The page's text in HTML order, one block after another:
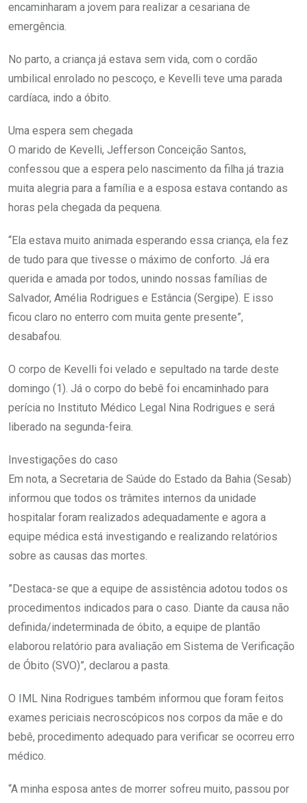
encaminharam a jovem para realizar a cesariana de
emergência.
No parto, a criança já estava sem vida, com o cordão
umbilical enrolado no pescoço, e Kevelli teve uma parada
cardíaca, indo a óbito.
Uma espera sem chegada
O marido de Kevelli, Jefferson Conceição Santos,
confessou que a espera pelo nascimento da filha já trazia
muita alegria para a família e a esposa estava contando as
horas pela chegada da pequena.
“Ela estava muito animada esperando essa criança, ela fez
de tudo para que tivesse o máximo de conforto. Já era
querida e amada por todos, unindo nossas famílias de
Salvador, Amélia Rodrigues e Estância (Sergipe). E isso
ficou claro no enterro com muita gente presente”,
desabafou.
O corpo de Kevelli foi velado e sepultado na tarde deste
domingo (1). Já o corpo do bebê foi encaminhado para
perícia no Instituto Médico Legal Nina Rodrigues e será
liberado na segunda-feira.
Investigações do caso
Em nota, a Secretaria de Saúde do Estado da Bahia (Sesab)
informou que todos os trâmites internos da unidade
hospitalar foram realizados adequadamente e agora a
equipe médica está investigando e realizando relatórios
sobre as causas das mortes.
”Destaca-se que a equipe de assistência adotou todos os
procedimentos indicados para o caso. Diante da causa não
definida/indeterminada de óbito, a equipe de plantão
elaborou relatório para avaliação em Sistema de Verificação
de Óbito (SVO)”, declarou a pasta.
O IML Nina Rodrigues também informou que foram feitos
exames periciais necroscópicos nos corpos da mãe e do
bebê, procedimento adequado para verificar se ocorreu erro
médico.
“A minha esposa antes de morrer sofreu muito, passou por